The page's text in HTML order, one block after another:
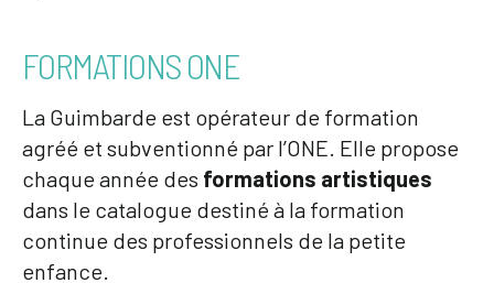
FORMATIONS ONE
La Guimbarde est opérateur de formation
agréé et subventionné par l’ONE. Elle propose
chaque année des formations artistiques
dans le catalogue destiné à la formation
continue des professionnels de la petite
enfance.